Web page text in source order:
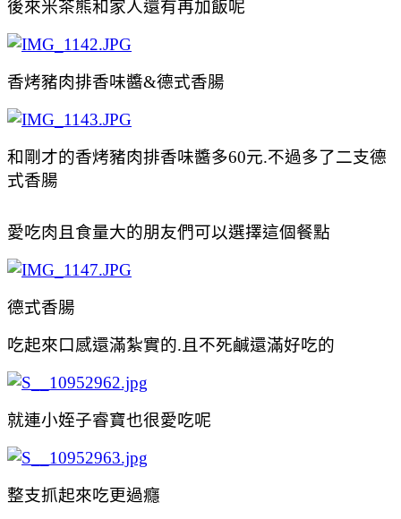
後來米茶熊和家人還有再加飯呢
香烤豬肉排香味醬&德式香腸
和剛才的香烤豬肉排香味醬多60元.不過多了二支德
式香腸
愛吃肉且食量大的朋友們可以選擇這個餐點
德式香腸
吃起來口感還滿紮實的.且不死鹹還滿好吃的
就連小姪子睿寶也很愛吃呢
整支抓起來吃更過癮